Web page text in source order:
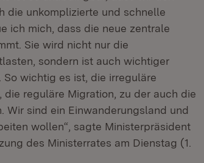
die unkomplizierte und schnelle
ich mich, dass die neue zentrale
Sie wird nicht nur die
sondern ist auch wichtiger
wichtig es ist, die irreguläre
reguläre Migration, zu der auch die
Wir sind ein Einwanderungsland und
wollen“, sagte Ministerpräsident
des Ministerrates am Dienstag (1.